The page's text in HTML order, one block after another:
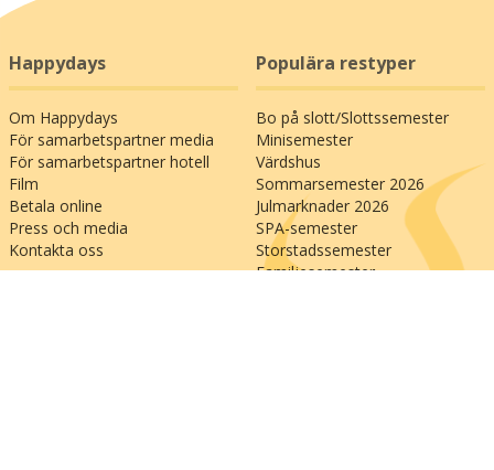
Happydays
Om Happydays
För samarbetspartner media
För samarbetspartner hotell
Film
Betala online
Press och media
Kontakta oss
Populära restyper
Bo på slott/Slottssemester
Minisemester
Värdshus
Sommarsemester 2026
Julmarknader 2026
SPA-semester
Storstadssemester
Familjesemester